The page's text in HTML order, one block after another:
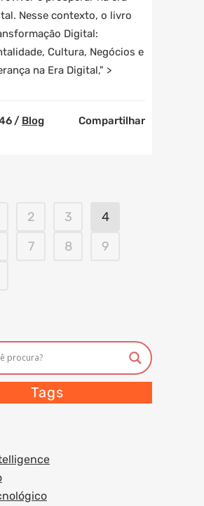
Nesse contexto, o livro
Digital:
Cultura, Negócios e
na Era Digital," >
/ Blog Compartilhar
2 3
4
7 8
9
Tags